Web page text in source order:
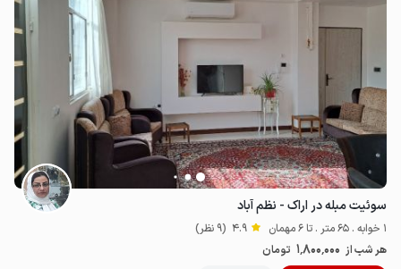
1میلیون ت
سوئیت مبله در اراک - نظم آباد
1 خوابه . 65 متر . تا 6 مهمان 4.9 (9 نظر)
هر شب از 1٬800٬000 تومان